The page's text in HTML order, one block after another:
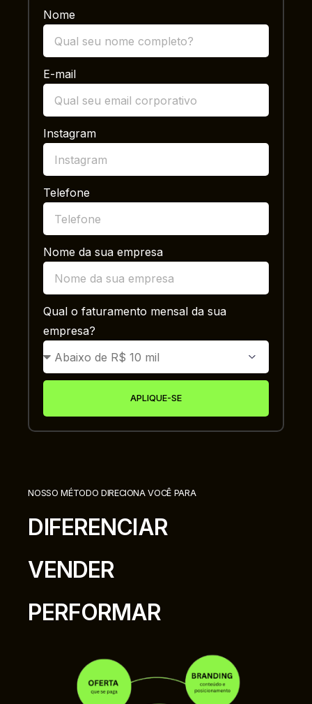
Nome
E-mail
Instagram
Telefone
Nome da sua empresa
Qual o faturamento mensal da sua
empresa?
APLIQUE-SE
NOSSO MÉTODO DIRECIONA VOCÊ PARA
DIFERENCIAR
VENDER
PERFORMAR